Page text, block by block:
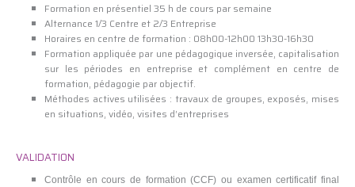
Formation en présentiel 35 h de cours par semaine
Alternance 1/3 Centre et 2/3 Entreprise
Horaires en centre de formation : 08h00-12h00 13h30-16h30
Formation appliquée par une pédagogique inversée, capitalisation
sur les périodes en entreprise et complément en centre de
formation, pédagogie par objectif.
Méthodes actives utilisées : travaux de groupes, exposés, mises
en situations, vidéo, visites d’entreprises
VALIDATION
Contrôle en cours de formation (CCF) ou examen certificatif final